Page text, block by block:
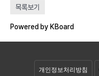
목록보기
Powered by KBoard
개인정보처리방침